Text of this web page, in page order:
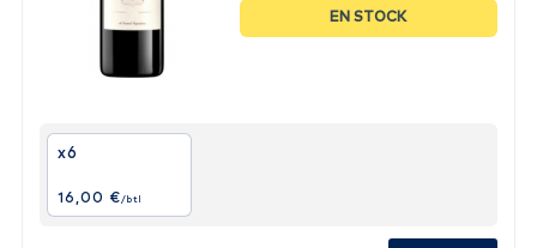
EN STOCK
x6
16,00 €/btl